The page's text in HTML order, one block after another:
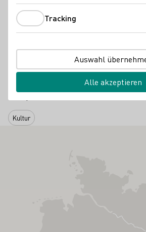
Essensangebot: Leckere
Foodtruck
& Krollinger´s Foodtruck
Gut zu wissen: Eintritt frei (es gibt
keine Reservierung möglich – einfach
Parkplätze vorhanden
Kultur
Tracking
Auswahl
Alle akzeptieren